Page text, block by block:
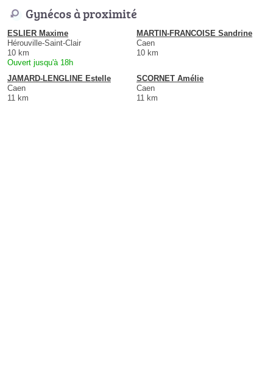
Gynécos à proximité
ESLIER Maxime
Hérouville-Saint-Clair
10 km
Ouvert jusqu'à 18h
MARTIN-FRANCOISE Sandrine
Caen
10 km
JAMARD-LENGLINE Estelle
Caen
11 km
SCORNET Amélie
Caen
11 km